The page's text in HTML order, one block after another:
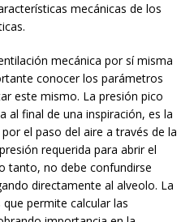
mecánicas de los
mecánica por sí misma
conocer los parámetros
este mismo. La presión pico
al final de una inspiración, es la
el paso del aire a través de la
requerida para abrir el
tanto, no debe confundirse
directamente al alveolo. La
permite calcular las